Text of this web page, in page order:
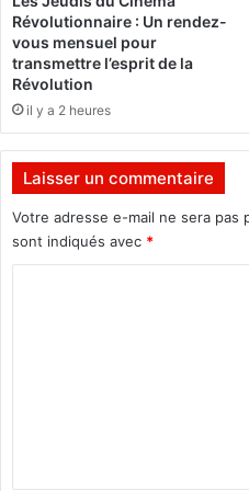
j
à
e
m
e
n
t
e
s
t
c
Révolutionnaire : Un rendez-
vous mensuel pour
transmettre l’esprit de la
Révolution
il y a 2 heures
Laisser un commentaire
Votre adresse e-mail ne sera pas
sont indiqués avec *